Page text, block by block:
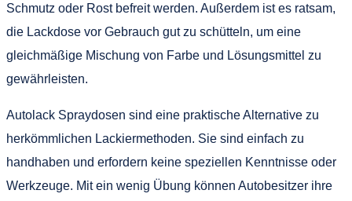
Schmutz oder Rost befreit werden. Außerdem ist es ratsam,
die Lackdose vor Gebrauch gut zu schütteln, um eine
gleichmäßige Mischung von Farbe und Lösungsmittel zu
gewährleisten.
Autolack Spraydosen sind eine praktische Alternative zu
herkömmlichen Lackiermethoden. Sie sind einfach zu
handhaben und erfordern keine speziellen Kenntnisse oder
Werkzeuge. Mit ein wenig Übung können Autobesitzer ihre